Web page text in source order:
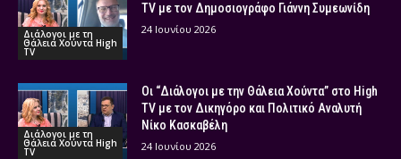
Διάλογοι με τη
Θάλεια Χούντα High
TV
TV με τον Δημοσιογράφο Γιάννη Συμεωνίδη
24 Ιουνίου 2026
Διάλογοι με τη
Θάλεια Χούντα High
TV
Οι “Διάλογοι με την Θάλεια Χούντα” στο High
TV με τον Δικηγόρο και Πολιτικό Αναλυτή
Νίκο Κασκαβέλη
24 Ιουνίου 2026